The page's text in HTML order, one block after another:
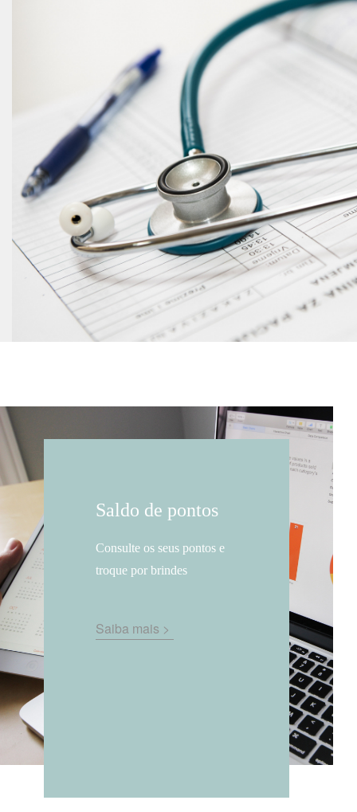
Saldo de pontos
Consulte os seus pontos e
troque por brindes
Saiba mais >